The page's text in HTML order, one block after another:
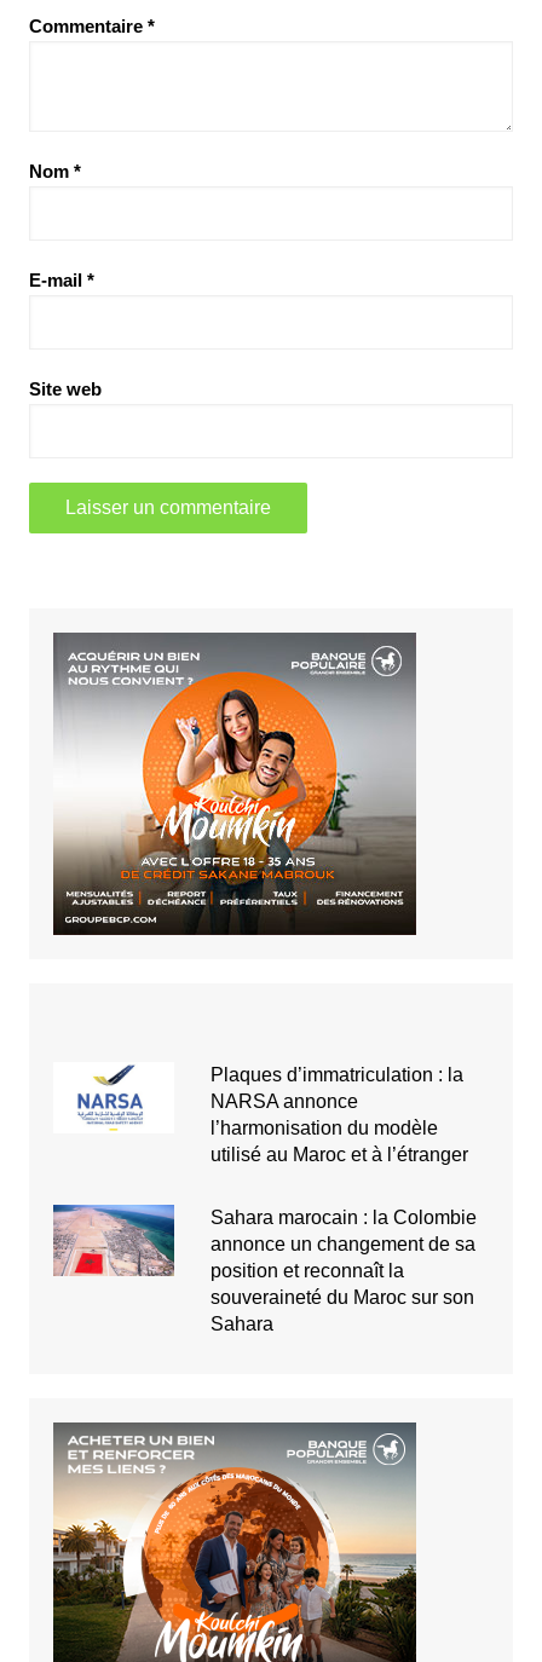
Commentaire *
Nom *
E-mail *
Site web
Plaques d’immatriculation : la
NARSA annonce
l’harmonisation du modèle
utilisé au Maroc et à l’étranger
Sahara marocain : la Colombie
annonce un changement de sa
position et reconnaît la
souveraineté du Maroc sur son
Sahara